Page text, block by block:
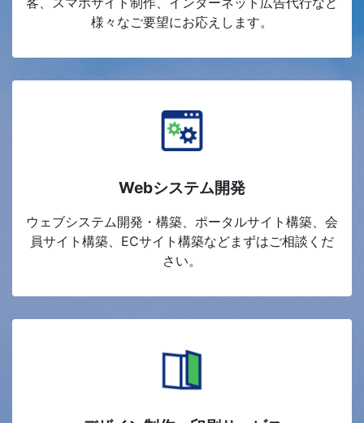
様々なご要望にお応えします。
Webシステム開発
ウェブシステム開発・構築、ポータルサイト構築、会
員サイト構築、ECサイト構築などまずはご相談くだ
さい。